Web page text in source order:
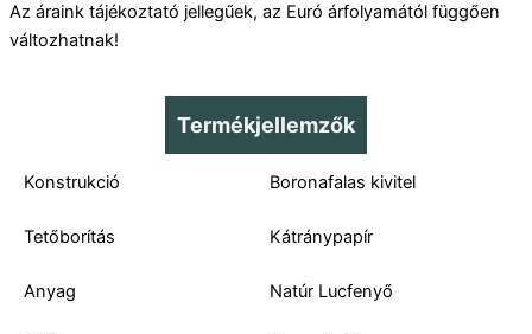
Az áraink tájékoztató jellegűek, az Euró árfolyamától függően
változhatnak!
Termékjellemzők
Konstrukció Boronafalas kivitel
Tetőborítás Kátránypapír
Anyag Natúr Lucfenyő